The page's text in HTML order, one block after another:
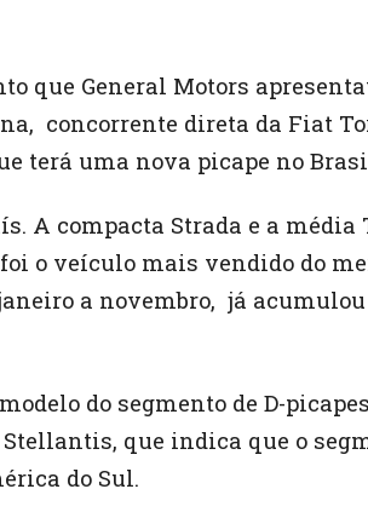
que General Motors
concorrente direta da Fiat
terá uma nova picape no
A compacta Strada e a média
o veículo mais vendido do
a novembro, já
do segmento de D-
Stellantis, que indica que o
do Sul.